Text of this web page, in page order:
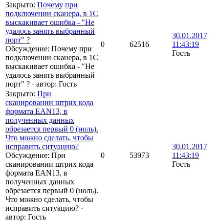
Закрыто: Почему при
подключении сканера, в 1С
выскакивает ошибка - "Не
удалось занять выбранный
порт" ?
Обсуждение: Почему при
подключении сканера, в 1С
выскакивает ошибка - "Не
удалось занять выбранный
порт" ? · автор: Гость
0 62516
30.01.2017
11:43:19
Гость
Закрыто: При
сканировании штрих кода
формата EAN13, в
полученных данных
обрезается первый 0 (ноль).
Что можно сделать, чтобы
исправить ситуацию?
Обсуждение: При
сканировании штрих кода
формата EAN13, в
полученных данных
обрезается первый 0 (ноль).
Что можно сделать, чтобы
исправить ситуацию? ·
автор: Гость
0 53973
30.01.2017
11:43:19
Гость